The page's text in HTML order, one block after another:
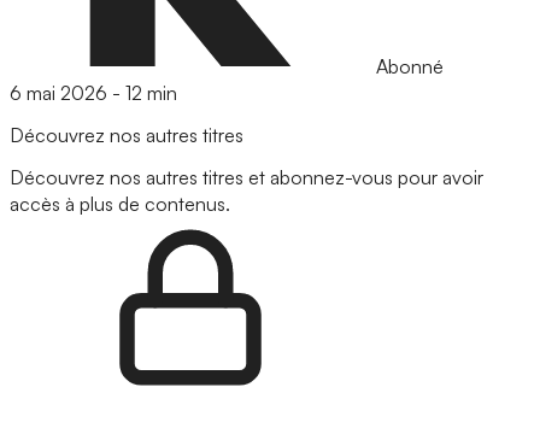
Abonné
6 mai 2026 - 12 min
Découvrez nos autres titres
Découvrez nos autres titres et abonnez-vous pour avoir
accès à plus de contenus.